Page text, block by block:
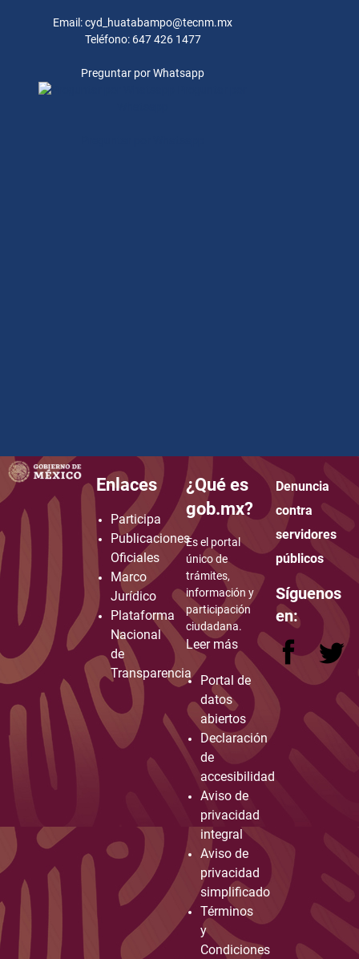
Email: cyd_huatabampo@tecnm.mx
Teléfono: 647 426 1477
Preguntar por Whatsapp
how to embed google map in website
Enlaces
Participa
Publicaciones
Oficiales
Marco
Jurídico
Plataforma
Nacional
de
Transparencia
¿Qué es
gob.mx?
Es el portal
único de
trámites,
información y
participación
ciudadana.
Leer más
Portal de
datos
abiertos
Declaración
de
accesibilidad
Aviso de
privacidad
integral
Aviso de
privacidad
simplificado
Términos
y
Condiciones
Denuncia
contra
servidores
públicos
Síguenos
en: